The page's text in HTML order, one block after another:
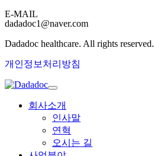
E-MAIL
dadadoc1@naver.com
Dadadoc healthcare. All rights reserved.
개인정보처리방침
회사소개
인사말
연혁
오시는 길